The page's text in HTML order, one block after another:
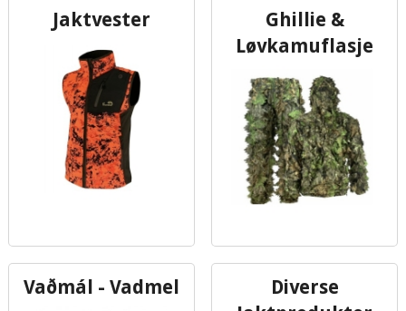
Jaktvester
Ghillie &
Løvkamuflasje
Vaðmál - Vadmel
Diverse